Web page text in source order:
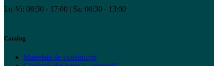
Lu-Vi: 08:30 - 17:00 | Sa: 08:30 - 13:00
Catalog
Materiale de construcție